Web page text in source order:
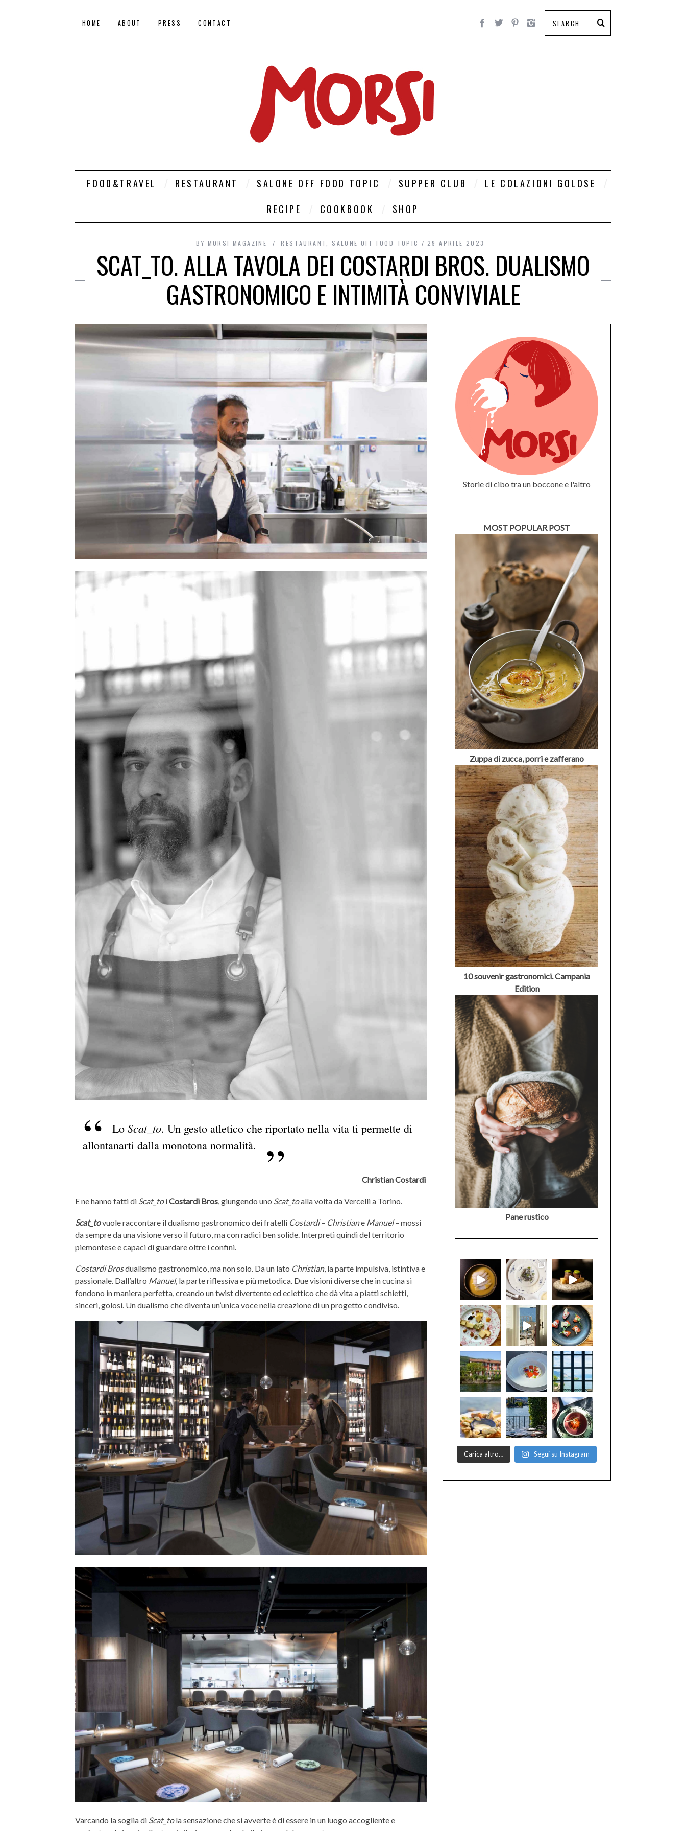
HOME ABOUT PRESS CONTACT
FOOD&TRAVEL RESTAURANT SALONE OFF FOOD TOPIC SUPPER CLUB
LE COLAZIONI GOLOSE
RECIPE
COOKBOOK SHOP
BY MORSI MAGAZINE RESTAURANT SALONE OFF FOOD TOPIC 29 APRILE 2023
SCAT_TO. ALLA TAVOLA DEI COSTARDI BROS. DUALISMO
GASTRONOMICO E INTIMITÀ CONVIVIALE
LoScat_to. Un gesto atletico che riportato nella vita ti permette di
allontanarti dalla monotona normalità.
Christian Costardi
E ne hanno fatti di Scat_toiCostardi Bros , giungendo uno Scat_toalla volta da Vercelli a Torino.
Scat_tovuole raccontare il dualismo gastronomico dei fratelli Costardi– Christiane Manuel– mossi
da sempre da una visione verso il futuro, ma con radici ben solide. Interpreti quindi del territorio
piemontese e capaci di guardare oltre i confini.
Costardi Brosdualismo gastronomico, ma non solo. Da un lato Christian, la parte impulsiva, istintiva e
passionale. Dall’altro Manuel, la parte riflessiva e più metodica. Due visioni diverse che in cucina si
fondono in maniera perfetta, creando un twist divertente ed eclettico che dà vita a piatti schietti,
sinceri, golosi. Un dualismo che diventa un’unica voce nella creazione di un progetto condiviso.
Varcando la soglia di Scat_tola sensazione che si avverte è di essere in un luogo accogliente e
Storie di cibo tra un boccone e l'altro
MOST POPULAR POST
Zuppa di zucca, porri e zafferano
10 souvenir gastronomici. Campania
Edition
Pane rustico
Carica altro… Segui su Instagram